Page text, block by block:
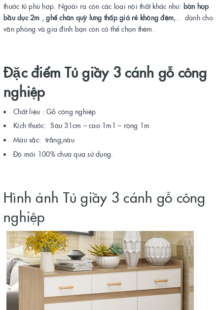
thước tủ phù hợp. Ngoài ra còn các loại nội thất khác như: bàn họp
bầu dục 2m ,ghế chân quỳ lưng thấp giá rẻ không đệm,… dành cho
văn phòng và gia đình bạn còn có thể chọn thêm.
Đặc điểm Tủ giầy 3 cánh gỗ công
nghiệp
Chất liệu : Gỗ công nghiệp
Kích thước: Sâu 31cm – cao 1m1 – rộng 1m
Màu sắc: trắng,nâu
Độ mới 100% chưa qua sử dụng.
Hình ảnh Tủ giầy 3 cánh gỗ công
nghiệp